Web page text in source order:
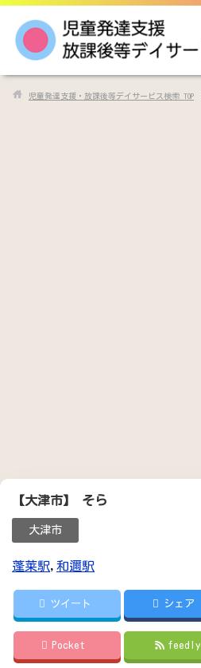
児童発達支援・放課後等デイサービス検索 TOP
【大津市】 そら
大津市
蓬莱駅, 和邇駅
ツイート シェア
Pocket feedly